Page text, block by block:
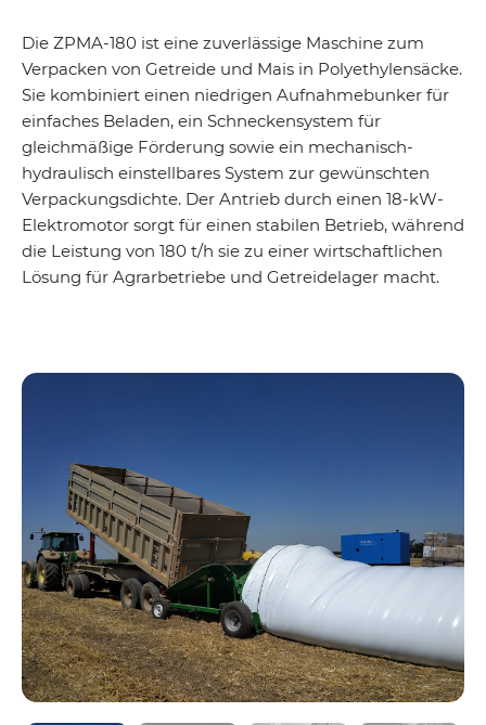
Die ZPMA-180 ist eine zuverlässige Maschine zum
Verpacken von Getreide und Mais in Polyethylensäcke.
Sie kombiniert einen niedrigen Aufnahmebunker für
einfaches Beladen, ein Schneckensystem für
gleichmäßige Förderung sowie ein mechanisch-
hydraulisch einstellbares System zur gewünschten
Verpackungsdichte. Der Antrieb durch einen 18-kW-
Elektromotor sorgt für einen stabilen Betrieb, während
die Leistung von 180 t/h sie zu einer wirtschaftlichen
Lösung für Agrarbetriebe und Getreidelager macht.